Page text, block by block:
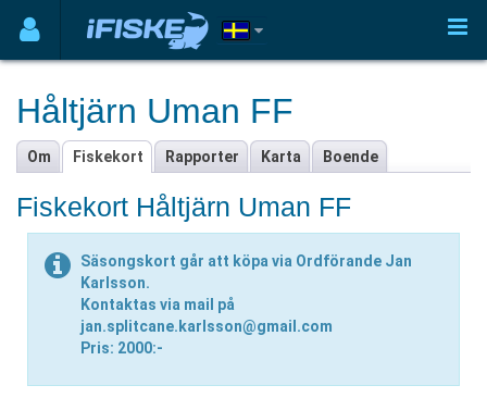
Håltjärn Uman FF
Om Fiskekort Rapporter Karta Boende
Fiskekort Håltjärn Uman FF
Säsongskort går att köpa via Ordförande Jan
Karlsson.
Kontaktas via mail på
jan.splitcane.karlsson@gmail.com
Pris: 2000:-